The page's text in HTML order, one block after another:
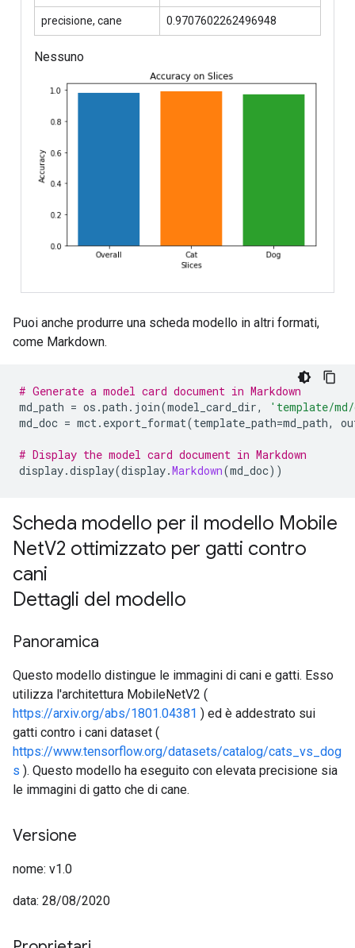
Puoi anche produrre una scheda modello in altri formati,
come Markdown.
# Generate a model card document in Markdown
md_path = os .path . join(model_card_dir,
'template/
md_doc = mct. export_format(template_path=md_path,
# Display the model card document in Markdown
display.display(display.Markdown(md_doc))
Scheda modello per il modello Mobile
NetV2 ottimizzato per gatti contro
cani
Dettagli del modello
Panoramica
Questo modello distingue le immagini di cani e gatti. Esso
utilizza l'architettura MobileNetV2 (
https://arxiv.org/abs/1801.04381 ) ed è addestrato sui
gatti contro i cani dataset (
https://www.tensorflow.org/datasets/catalog/cats_vs_dog
s ). Questo modello ha eseguito con elevata precisione sia
le immagini di gatto che di cane.
Versione
nome: v1.0
data: 28/08/2020